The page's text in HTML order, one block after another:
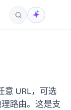
搜索
意 URL，可选
路由。这是支